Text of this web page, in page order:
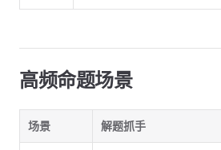
高频命题场景
场景 解题抓手